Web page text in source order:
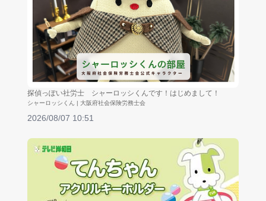
探偵っぽい社労士 シャーロッシくんです！はじめまして！
シャーロッシくん | 大阪府社会保険労務士会
2026/08/07 10:51